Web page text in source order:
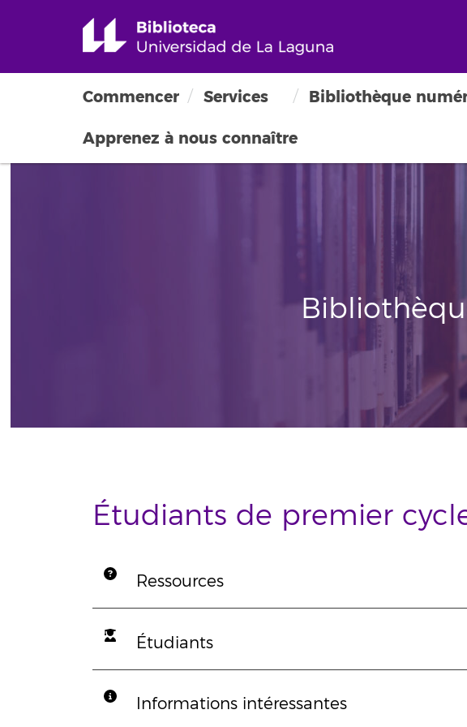
Commencer Services Bibliothèque
Apprenez à nous connaître
Étudiants de premier
Ressources
Étudiants
Informations intéressantes